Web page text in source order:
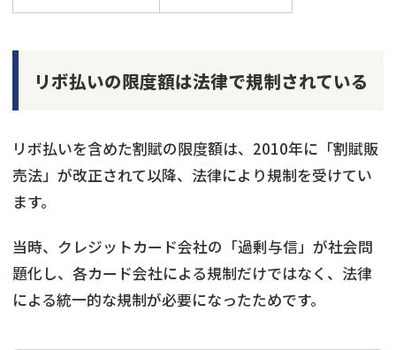
リボ払いの限度額は法律で規制されている
リボ払いを含めた割賦の限度額は、2010年に「割賦販
売法」が改正されて以降、法律により規制を受けてい
ます。
当時、クレジットカード会社の「過剰与信」が社会問
題化し、各カード会社による規制だけではなく、法律
による統一的な規制が必要になったためです。